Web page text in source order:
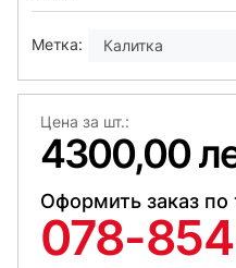
Метка: Калиткa
Цена за шт.:
4300,00
Оформить заказ по
078-